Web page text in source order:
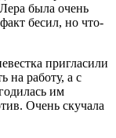
была очень
бесил, но что-
пригласили
на работу, а с
им
Очень скучала